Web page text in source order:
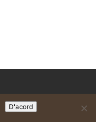
D'acord